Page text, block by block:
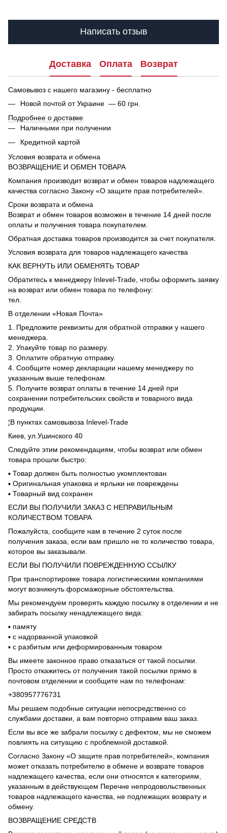
Написать отзыв
Доставка Оплата Возврат
Самовывоз с нашего магазину - бесплатно
Новой почтой от Украине — 60 грн.
Подробнее о доставке
Наличными при получении
Кредитной картой
Условия возврата и обмена
ВОЗВРАЩЕНИЕ И ОБМЕН ТОВАРА
Компания производит возврат и обмен товаров надлежащего
качества согласно Закону «О защите прав потребителей».
Сроки возврата и обмена
Возврат и обмен товаров возможен в течение 14 дней после
оплаты и получения товара покупателем.
Обратная доставка товаров производится за счет покупателя.
Условия возврата для товаров надлежащего качества
КАК ВЕРНУТЬ ИЛИ ОБМЕНЯТЬ ТОВАР
Обратитесь к менеджеру Inlevel-Trade, чтобы оформить заявку
на возврат или обмен товара по телефону:
тел.
В отделении «Новая Почта»
1. Предложите реквизиты для обратной отправки у нашего
менеджера.
2. Упакуйте товар по размеру.
3. Оплатите обратную отправку.
4. Сообщите номер декларации нашему менеджеру по
указанным выше телефонам.
5. Получите возврат оплаты в течение 14 дней при
сохранении потребительских свойств и товарного вида
продукции.
¦В пунктах самовывоза Inlevel-Trade
Киев, ул.Ушинского 40
Следуйте этим рекомендациям, чтобы возврат или обмен
товара прошли быстро:
▪️ Товар должен быть полностью укомплектован
▪️ Оригинальная упаковка и ярлыки не повреждены
▪️ Товарный вид сохранен
ЕСЛИ ВЫ ПОЛУЧИЛИ ЗАКАЗ С НЕПРАВИЛЬНЫМ
КОЛИЧЕСТВОМ ТОВАРА
Пожалуйста, сообщите нам в течение 2 суток после
получения заказа, если вам пришло не то количество товара,
которое вы заказывали.
ЕСЛИ ВЫ ПОЛУЧИЛИ ПОВРЕЖДЕННУЮ ССЫЛКУ
При транспортировке товара логистическими компаниями
могут возникнуть форсмажорные обстоятельства.
Мы рекомендуем проверять каждую посылку в отделении и не
забирать посылку ненадлежащего вида:
▪️ памяту
▪️ с надорванной упаковкой
▪️ с разбитым или деформированным товаром
Вы имеете законное право отказаться от такой посылки.
Просто откажитесь от получения такой посылки прямо в
почтовом отделении и сообщите нам по телефонам:
+380957776731
Мы решаем подобные ситуации непосредственно со
службами доставки, а вам повторно отправим ваш заказ.
Если вы все же забрали посылку с дефектом, мы не сможем
повлиять на ситуацию с проблемной доставкой.
Согласно Закону «О защите прав потребителей», компания
может отказать потребителю в обмене и возврате товаров
надлежащего качества, если они относятся к категориям,
указанным в действующем Перечне непродовольственных
товаров надлежащего качества, не подлежащих возврату и
обмену.
ВОЗВРАЩЕНИЕ СРЕДСТВ